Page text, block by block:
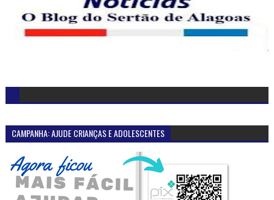
CAMPANHA: AJUDE CRIANÇAS E ADOLESCENTES